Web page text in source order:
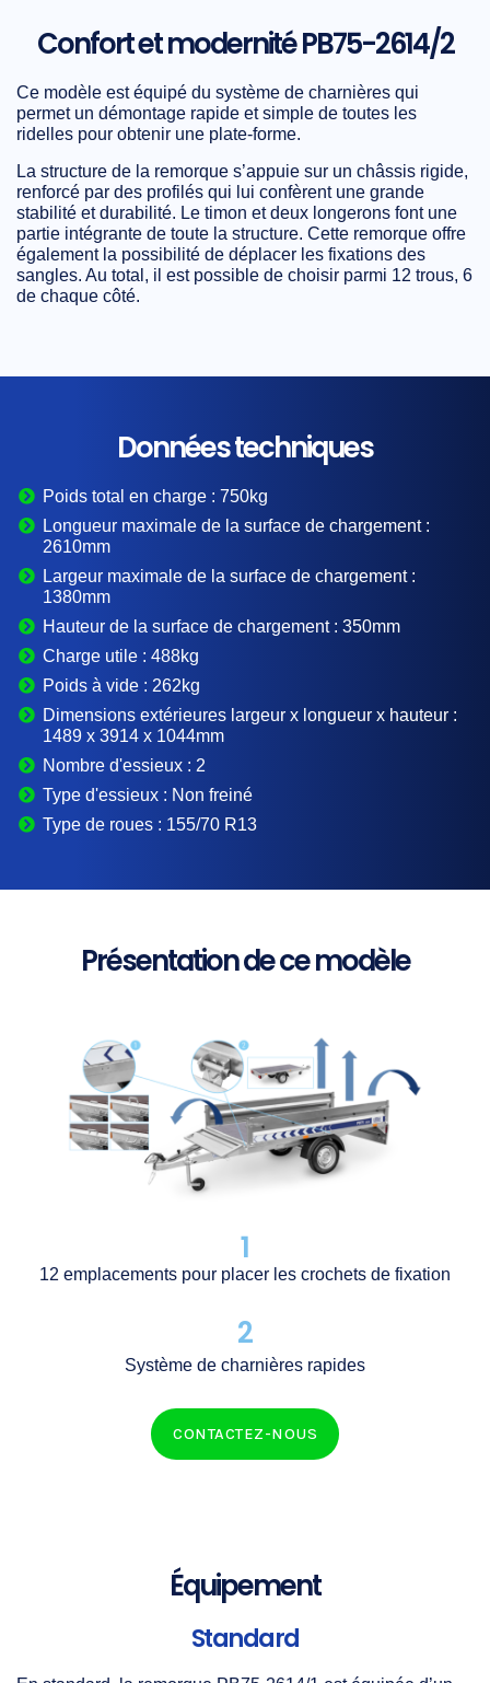
Confort et modernité PB75-2614/2
Ce modèle est équipé du système de charnières qui
permet un démontage rapide et simple de toutes les
ridelles pour obtenir une plate-forme.
La structure de la remorque s’appuie sur un châssis rigide,
renforcé par des profilés qui lui confèrent une grande
stabilité et durabilité. Le timon et deux longerons font une
partie intégrante de toute la structure. Cette remorque offre
également la possibilité de déplacer les fixations des
sangles. Au total, il est possible de choisir parmi 12 trous, 6
de chaque côté.
Données techniques
Poids total en charge : 750kg
Longueur maximale de la surface de chargement :
2610mm
Largeur maximale de la surface de chargement :
1380mm
Hauteur de la surface de chargement : 350mm
Charge utile : 488kg
Poids à vide : 262kg
Dimensions extérieures largeur x longueur x hauteur :
1489 x 3914 x 1044mm
Nombre d'essieux : 2
Type d'essieux : Non freiné
Type de roues : 155/70 R13
Présentation de ce modèle
1
12 emplacements pour placer les crochets de fixation
2
Système de charnières rapides
CONTACTEZ-NOUS
Équipement
Standard